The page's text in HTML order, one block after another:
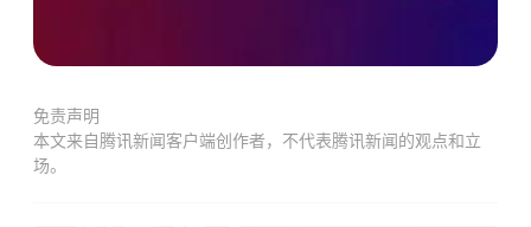
免责声明
本文来自腾讯新闻客户端创作者，不代表腾讯新闻的观点和立
场。